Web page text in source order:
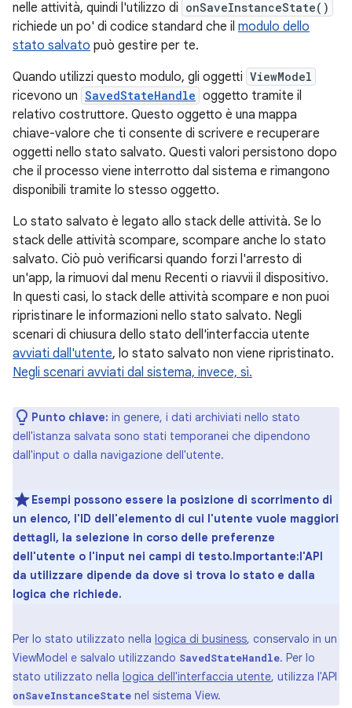
nelle attività, quindi l'utilizzo di onSaveInstanceState()
richiede un po' di codice standard che il modulo dello
stato salvato può gestire per te.
Quando utilizzi questo modulo, gli oggetti ViewModel
ricevono un SavedStateHandle oggetto tramite il
relativo costruttore. Questo oggetto è una mappa
chiave-valore che ti consente di scrivere e recuperare
oggetti nello stato salvato. Questi valori persistono dopo
che il processo viene interrotto dal sistema e rimangono
disponibili tramite lo stesso oggetto.
Lo stato salvato è legato allo stack delle attività. Se lo
stack delle attività scompare, scompare anche lo stato
salvato. Ciò può verificarsi quando forzi l'arresto di
un'app, la rimuovi dal menu Recenti o riavvii il dispositivo.
In questi casi, lo stack delle attività scompare e non puoi
ripristinare le informazioni nello stato salvato. Negli
scenari di chiusura dello stato dell'interfaccia utente
avviati dall'utente, lo stato salvato non viene ripristinato.
Negli scenari avviati dal sistema, invece, sì.
Punto chiave: in genere, i dati archiviati nello stato
dell'istanza salvata sono stati temporanei che dipendono
dall'input o dalla navigazione dell'utente.
Esempi possono essere la posizione di scorrimento di
un elenco, l'ID dell'elemento di cui l'utente vuole maggiori
dettagli, la selezione in corso delle preferenze
dell'utente o l'input nei campi di testo.Importante:l'API
da utilizzare dipende da dove si trova lo stato e dalla
logica che richiede.
Per lo stato utilizzato nella logica di business, conservalo in un
ViewModel e salvalo utilizzando SavedStateHandle. Per lo
stato utilizzato nella logica dell'interfaccia utente, utilizza l'API
onSaveInstanceState nel sistema View.